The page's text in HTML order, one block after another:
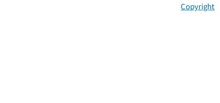
Copyright